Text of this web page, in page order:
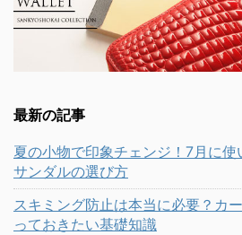
最新の記事
夏の小物で印象チェンジ！7月に使
サンダルの選び方
スキミング防止は本当に必要？カ
っておきたい基礎知識